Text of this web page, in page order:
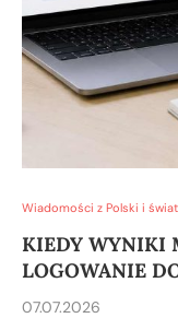
Wiadomości z Polski i
KIEDY WYNIKI
LOGOWANIE
07.07.2026